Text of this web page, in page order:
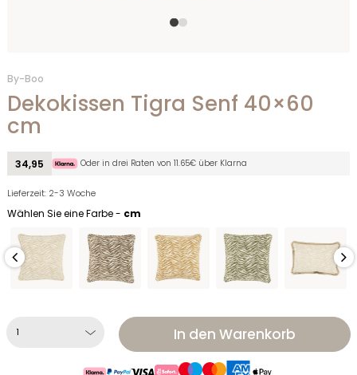
By-Boo
Dekokissen Tigra Senf 40×60
cm
34,95 Oder in drei Raten von 11.65€ über Klarna
Lieferzeit: 2-3 Woche
Wählen Sie eine Farbe - cm
In den Warenkorb